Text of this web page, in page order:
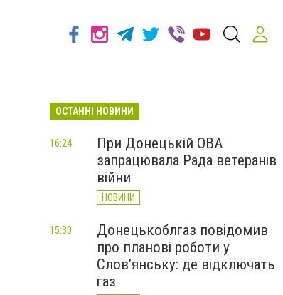
ОСТАННІ НОВИНИ
При Донецькій ОВА
запрацювала Рада ветеранів
війни
НОВИНИ
16:24
Донецькоблгаз повідомив
про планові роботи у
Слов’янську: де відключать
газ
15:30